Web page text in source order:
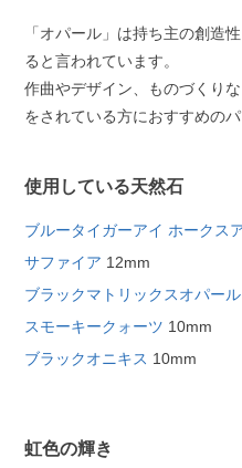
「オパール」は持ち主の創造
ると言われています。
作曲やデザイン、ものづくり
をされている方におすすめの
使用している天然石
ブルータイガーアイ ホークス
サファイア 12mm
ブラックマトリックスオパール
スモーキークォーツ 10mm
ブラックオニキス 10mm
虹色の輝き